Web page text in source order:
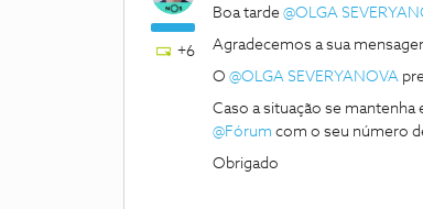
+6
Boa tarde @OLGA
Agradecemos a sua
O @OLGA SEVERYANOVA
Caso a situação se
@Fórum com o seu número
Obrigado